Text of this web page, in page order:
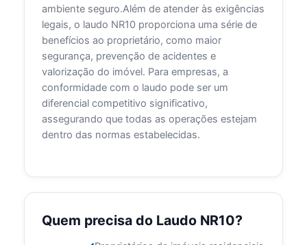
ambiente seguro.Além de atender às exigências
legais, o laudo NR10 proporciona uma série de
benefícios ao proprietário, como maior
segurança, prevenção de acidentes e
valorização do imóvel. Para empresas, a
conformidade com o laudo pode ser um
diferencial competitivo significativo,
assegurando que todas as operações estejam
dentro das normas estabelecidas.
Quem precisa do Laudo NR10?